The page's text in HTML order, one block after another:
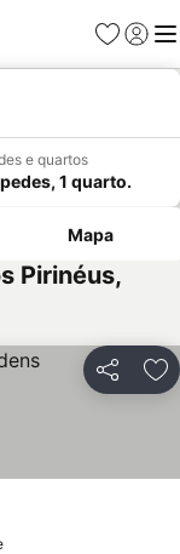
Favoritos
Iniciar
e quartos
1 quarto.
Mapa
Pirinéus,
Partilhar